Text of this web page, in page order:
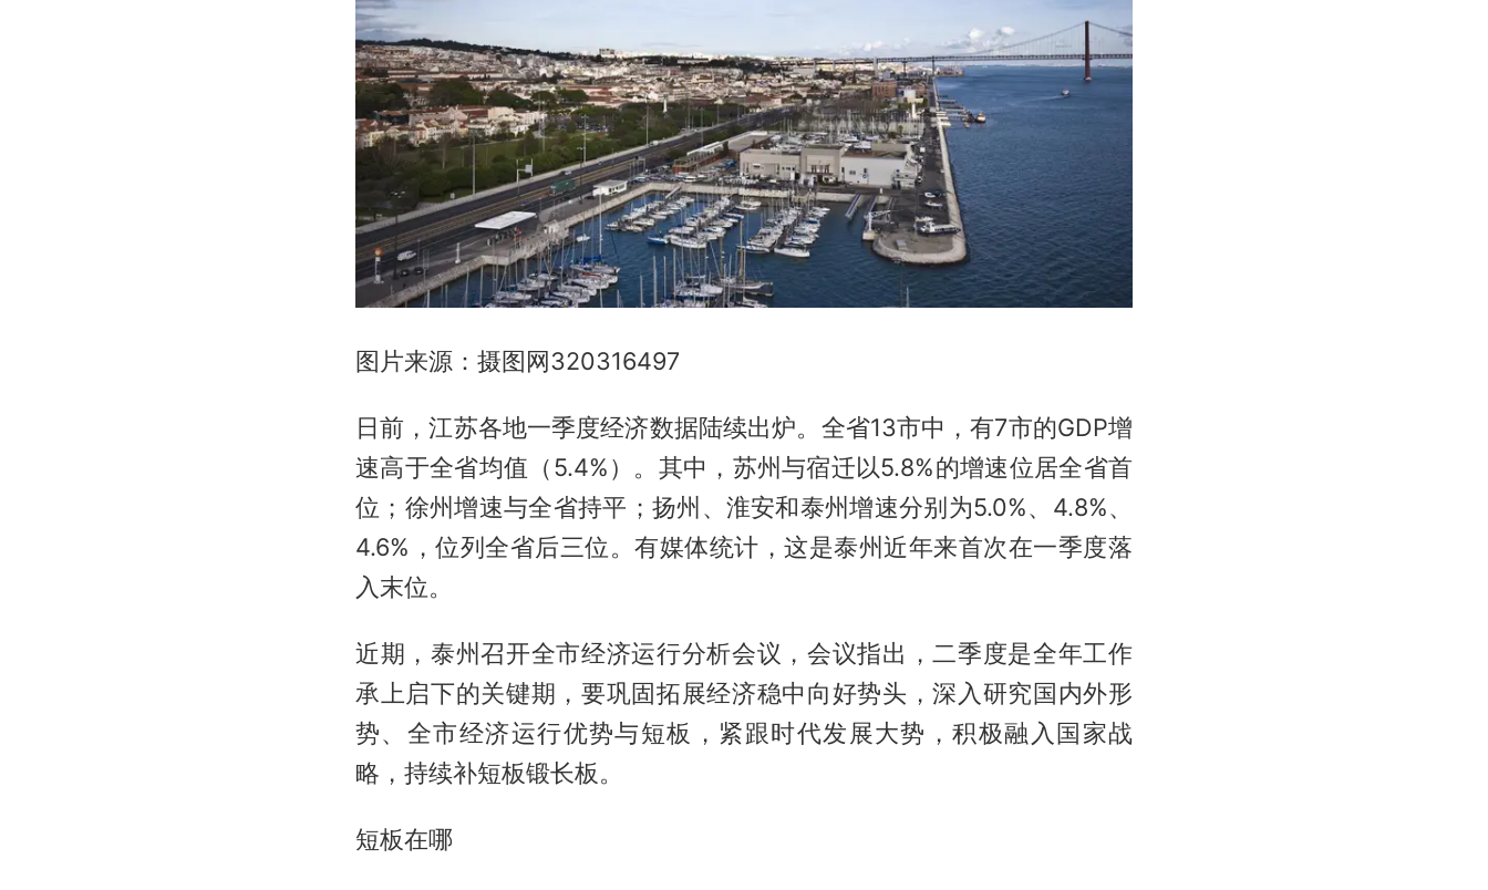
图片来源：摄图网320316497
日前，江苏各地一季度经济数据陆续出炉。全省13市中，有7市的GDP增
速高于全省均值（5.4%）。其中，苏州与宿迁以5.8%的增速位居全省首
位；徐州增速与全省持平；扬州、淮安和泰州增速分别为5.0%、4.8%、
4.6%，位列全省后三位。有媒体统计，这是泰州近年来首次在一季度落
入末位。
近期，泰州召开全市经济运行分析会议，会议指出，二季度是全年工作
承上启下的关键期，要巩固拓展经济稳中向好势头，深入研究国内外形
势、全市经济运行优势与短板，紧跟时代发展大势，积极融入国家战
略，持续补短板锻长板。
短板在哪